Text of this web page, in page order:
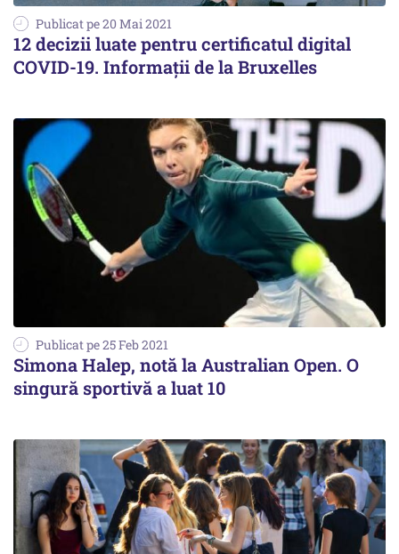
Publicat pe 20 Mai 2021
12 decizii luate pentru certificatul digital
COVID-19. Informaţii de la Bruxelles
Publicat pe 25 Feb 2021
Simona Halep, notă la Australian Open. O
singură sportivă a luat 10